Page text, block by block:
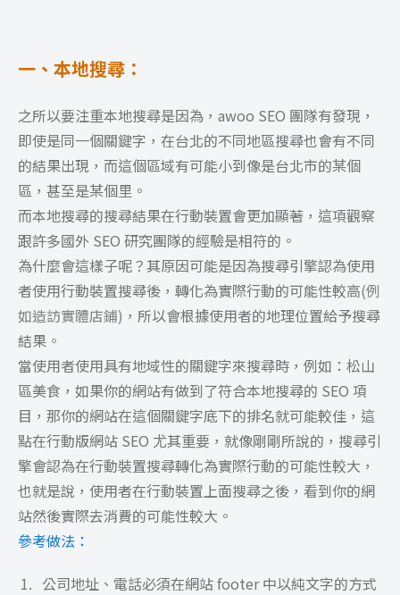
一、本地搜尋：
之所以要注重本地搜尋是因為，awoo SEO 團隊有發現，
即使是同一個關鍵字，在台北的不同地區搜尋也會有不同
的結果出現，而這個區域有可能小到像是台北市的某個
區，甚至是某個里。
而本地搜尋的搜尋結果在行動裝置會更加顯著，這項觀察
跟許多國外 SEO 研究團隊的經驗是相符的。
為什麼會這樣子呢？其原因可能是因為搜尋引擎認為使用
者使用行動裝置搜尋後，轉化為實際行動的可能性較高(例
如造訪實體店鋪) ，所以會根據使用者的地理位置給予搜尋
結果。
當使用者使用具有地域性的關鍵字來搜尋時，例如：松山
區美食，如果你的網站有做到了符合本地搜尋的 SEO 項
目，那你的網站在這個關鍵字底下的排名就可能較佳，這
點在行動版網站 SEO 尤其重要，就像剛剛所說的，搜尋引
擎會認為在行動裝置搜尋轉化為實際行動的可能性較大，
也就是說，使用者在行動裝置上面搜尋之後，看到你的網
站然後實際去消費的可能性較大。
參考做法：
公司地址、電話必須在網站 footer 中以純文字的方式